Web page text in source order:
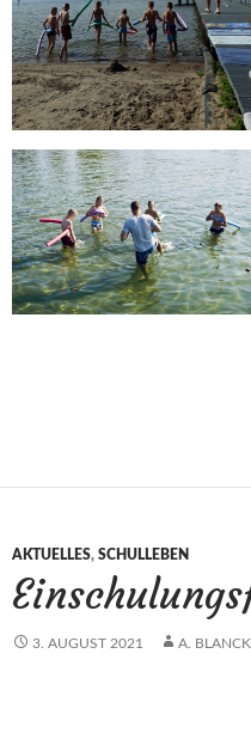
AKTUELLES, SCHULLEBEN
3. AUGUST 2021 A.